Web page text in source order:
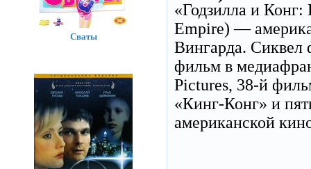
«Годзи́лла и
Empire) —
Вингарда. Сиквел
фильм в
Pictures, 38-й
«Кинг-Конг» и
американской
Сваты